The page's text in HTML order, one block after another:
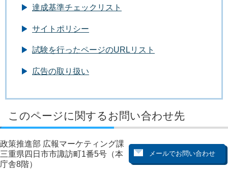
達成基準チェックリスト
サイトポリシー
試験を行ったページのURLリスト
広告の取り扱い
このページに関するお問い合わせ先
政策推進部 広報マーケティング課
三重県四日市市諏訪町1番5号（本
庁舎8階）